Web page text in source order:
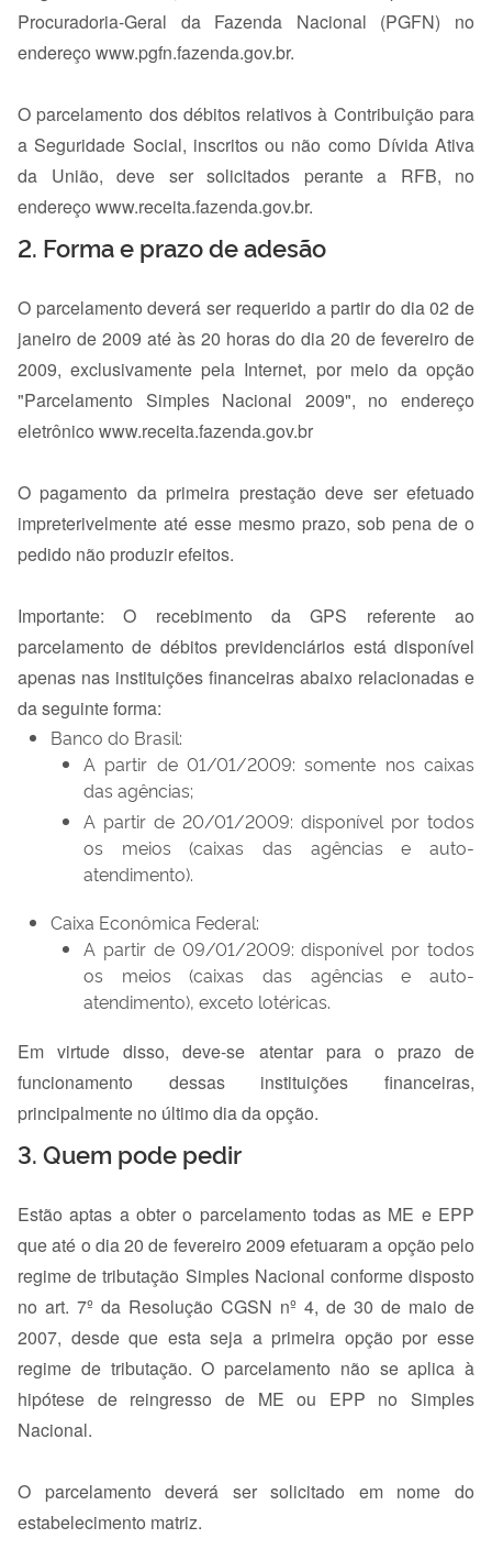
Procuradoria-Geral da Fazenda Nacional (PGFN) no
endereço www.pgfn.fazenda.gov.br.
O parcelamento dos débitos relativos à Contribuição para
a Seguridade Social, inscritos ou não como Dívida Ativa
da União, deve ser solicitados perante a RFB, no
endereço www.receita.fazenda.gov.br.
2. Forma e prazo de adesão
O parcelamento deverá ser requerido a partir do dia 02 de
janeiro de 2009 até às 20 horas do dia 20 de fevereiro de
2009, exclusivamente pela Internet, por meio da opção
"Parcelamento Simples Nacional 2009", no endereço
eletrônico www.receita.fazenda.gov.br
O pagamento da primeira prestação deve ser efetuado
impreterivelmente até esse mesmo prazo, sob pena de o
pedido não produzir efeitos.
Importante: O recebimento da GPS referente ao
parcelamento de débitos previdenciários está disponível
apenas nas instituições financeiras abaixo relacionadas e
da seguinte forma:
Banco do Brasil:
A partir de 01/01/2009: somente nos caixas
das agências;
A partir de 20/01/2009: disponível por todos
os meios (caixas das agências e auto-
atendimento).
Caixa Econômica Federal:
A partir de 09/01/2009: disponível por todos
os meios (caixas das agências e auto-
atendimento), exceto lotéricas.
Em virtude disso, deve-se atentar para o prazo de
funcionamento dessas instituições financeiras,
principalmente no último dia da opção.
3. Quem pode pedir
Estão aptas a obter o parcelamento todas as ME e EPP
que até o dia 20 de fevereiro 2009 efetuaram a opção pelo
regime de tributação Simples Nacional conforme disposto
no art. 7º da Resolução CGSN nº 4, de 30 de maio de
2007, desde que esta seja a primeira opção por esse
regime de tributação. O parcelamento não se aplica à
hipótese de reingresso de ME ou EPP no Simples
Nacional.
O parcelamento deverá ser solicitado em nome do
estabelecimento matriz.